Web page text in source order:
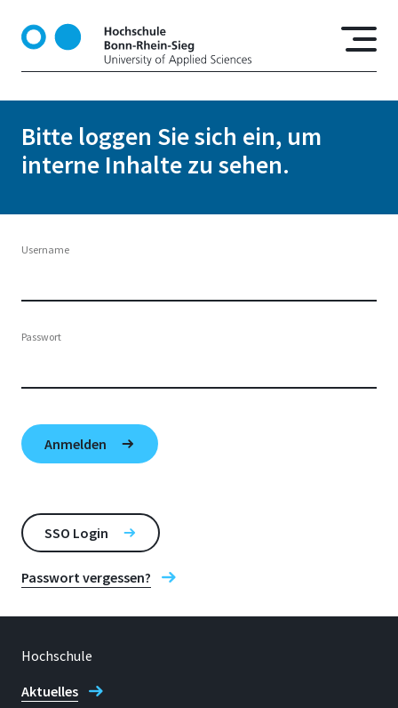
k
Bitte loggen Sie sich ein, um
interne Inhalte zu sehen.
Username
Passwort
SSO Login
Passwort vergessen?
Hochschule
Aktuelles